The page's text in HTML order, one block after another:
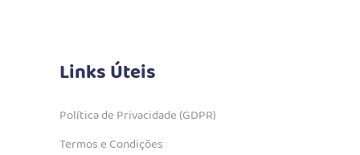
Links Úteis
Política de Privacidade (GDPR)
Termos e Condições